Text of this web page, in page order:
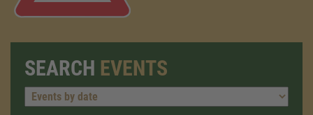
SEARCH EVENTS